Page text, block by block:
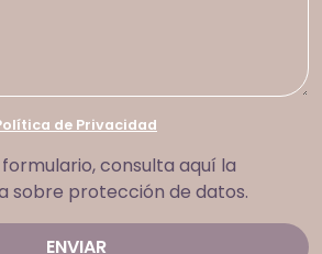
de Privacidad
consulta aquí la
sobre protección de datos.